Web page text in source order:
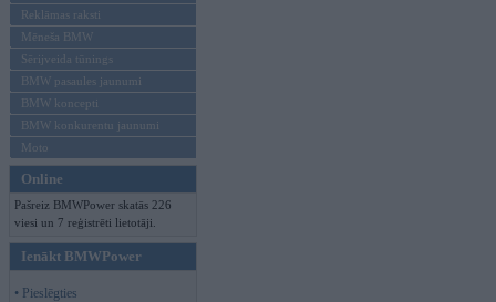
Reklāmas raksti
Mēneša BMW
Sērijveida tūnings
BMW pasaules jaunumi
BMW koncepti
BMW konkurentu jaunumi
Moto
Online
Pašreiz BMWPower skatās 226
viesi un 7 reģistrēti lietotāji.
Ienākt BMWPower
• Pieslēgties